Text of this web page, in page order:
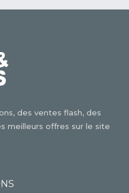
des ventes flash, des
meilleurs offres sur le site